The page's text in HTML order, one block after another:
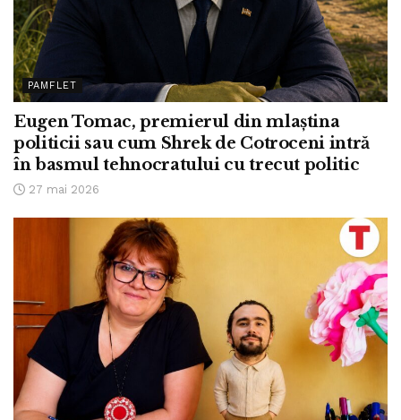
PAMFLET
Eugen Tomac, premierul din mlaștina
politicii sau cum Shrek de Cotroceni intră
în basmul tehnocratului cu trecut politic
27 mai 2026